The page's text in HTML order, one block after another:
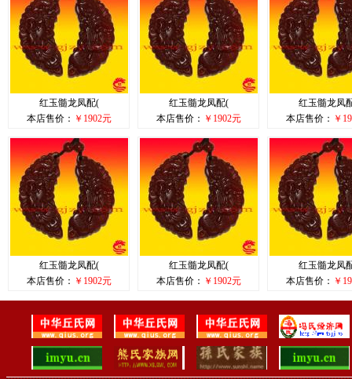
红玉髓龙凤配(
本店售价： ￥1902元
红玉髓龙凤配(
本店售价： ￥1902元
红玉髓龙凤
本店售价： ￥
红玉髓龙凤配(
本店售价： ￥1902元
红玉髓龙凤配(
本店售价： ￥1902元
红玉髓龙凤
本店售价： ￥